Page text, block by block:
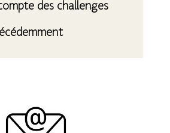
des challenges